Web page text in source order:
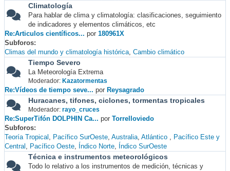
Climatología
Para hablar de clima y climatología: clasificaciones, seguimiento
de indicadores y elementos climáticos, etc
Re:Articulos científicos... por 180961X
Subforos
Climas del mundo y climatología histórica Cambio climático
Tiempo Severo
La Meteorología Extrema
Moderador: Kazatormentas
Re:Vídeos de tiempo seve... por Reysagrado
Huracanes, tifones, ciclones, tormentas tropicales
Moderador: rayo_cruces
Re:SuperTifón DOLPHIN Ca... por Torrelloviedo
Subforos
Teoría Tropical
Pacífico SurOeste Australia Atlántico
Pacífico Este y
Central
Pacífico Oeste Índico Norte Índico SurOeste
Técnica e instrumentos meteorológicos
Todo lo relativo a los instrumentos de medición, técnicas y